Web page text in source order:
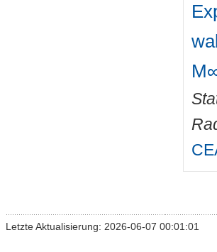
Letzte Aktualisierung: 2026-06-07 00:01:01